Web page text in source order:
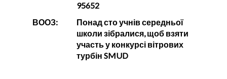
95652
ВООЗ:
Понад сто учнів середньої
школи зібралися, щоб взяти
участь у конкурсі вітрових
турбін SMUD